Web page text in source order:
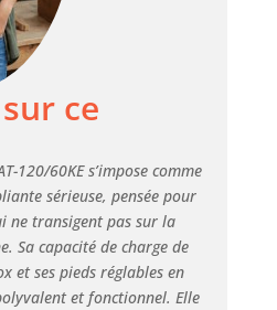
ce
120/60KE s’impose comme
sérieuse, pensée pour
ne transigent pas sur la
Sa capacité de charge de
et ses pieds réglables en
et fonctionnel. Elle